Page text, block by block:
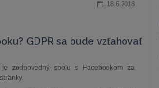
18.6.2018
GDPR sa bude vzťahovať
zodpovedný spolu s Facebookom za